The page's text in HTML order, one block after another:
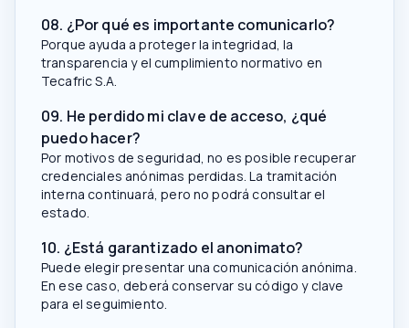
08. ¿Por qué es importante comunicarlo?
Porque ayuda a proteger la integridad, la
transparencia y el cumplimiento normativo en
Tecafric S.A.
09. He perdido mi clave de acceso, ¿qué
puedo hacer?
Por motivos de seguridad, no es posible recuperar
credenciales anónimas perdidas. La tramitación
interna continuará, pero no podrá consultar el
estado.
10. ¿Está garantizado el anonimato?
Puede elegir presentar una comunicación anónima.
En ese caso, deberá conservar su código y clave
para el seguimiento.